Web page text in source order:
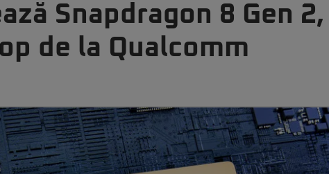
Snapdragon 8 Gen
de la Qualcomm